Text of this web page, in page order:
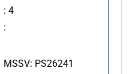
: 4
:
MSSV: PS26241